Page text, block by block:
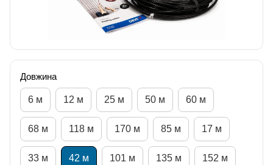
Довжина
6 м 12 м 25 м 50 м 60 м
68 м 118 м 170 м 85 м 17 м
33 м 42 м 101 м 135 м 152 м